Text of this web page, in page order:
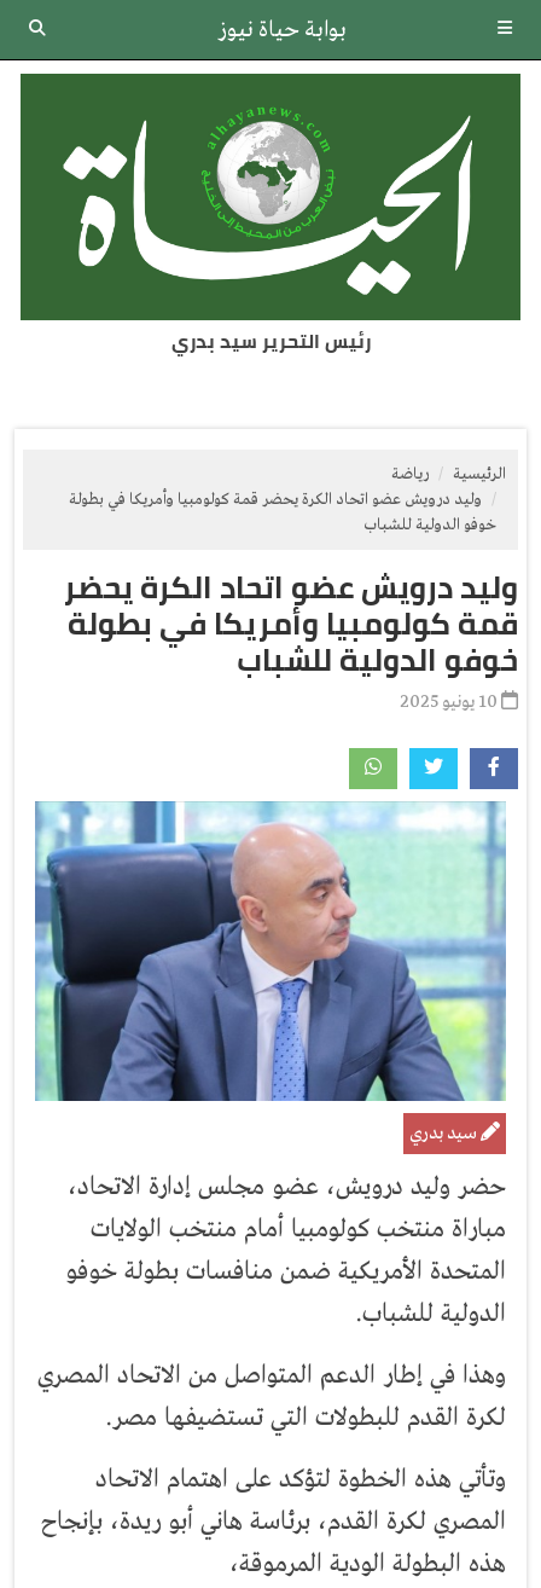
بوابة حياة نيوز
رئيس التحرير سيد بدري
الرئيسية
رياضة
وليد درويش عضو اتحاد الكرة يحضر قمة كولومبيا وأمريكا في بطولة
خوفو الدولية للشباب
وليد درويش عضو اتحاد الكرة يحضر
قمة كولومبيا وأمريكا في بطولة
خوفو الدولية للشباب
سيد بدري
حضر وليد درويش، عضو مجلس إدارة الاتحاد،
مباراة منتخب كولومبيا أمام منتخب الولايات
المتحدة الأمريكية ضمن منافسات بطولة خوفو
الدولية للشباب.
وهذا في إطار الدعم المتواصل من الاتحاد المصري
لكرة القدم للبطولات التي تستضيفها مصر.
وتأتي هذه الخطوة لتؤكد على اهتمام الاتحاد
المصري لكرة القدم، برئاسة هاني أبو ريدة، بإنجاح
هذه البطولة الودية المرموقة،